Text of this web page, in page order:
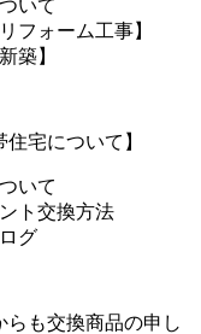
いて
フォーム工事】
築】
宅について】
いて
ト交換方法
グ
らも交換商品の申し